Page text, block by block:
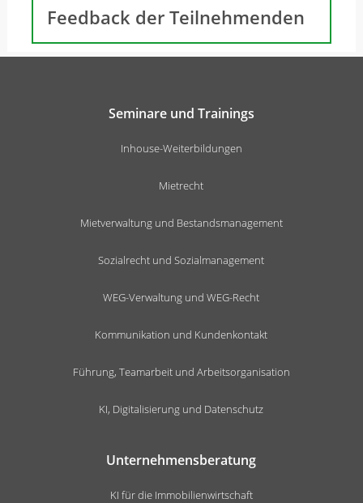
Feedback der Teilnehmenden
Seminare und Trainings
Inhouse-Weiterbildungen
Mietrecht
Mietverwaltung und Bestandsmanagement
Sozialrecht und Sozialmanagement
WEG-Verwaltung und WEG-Recht
Kommunikation und Kundenkontakt
Führung, Teamarbeit und Arbeitsorganisation
KI, Digitalisierung und Datenschutz
Unternehmensberatung
KI für die Immobilienwirtschaft